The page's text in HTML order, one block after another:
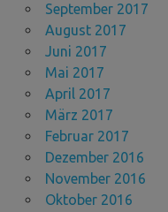
September 2017
August 2017
Juni 2017
Mai 2017
April 2017
März 2017
Februar 2017
Dezember 2016
November 2016
Oktober 2016